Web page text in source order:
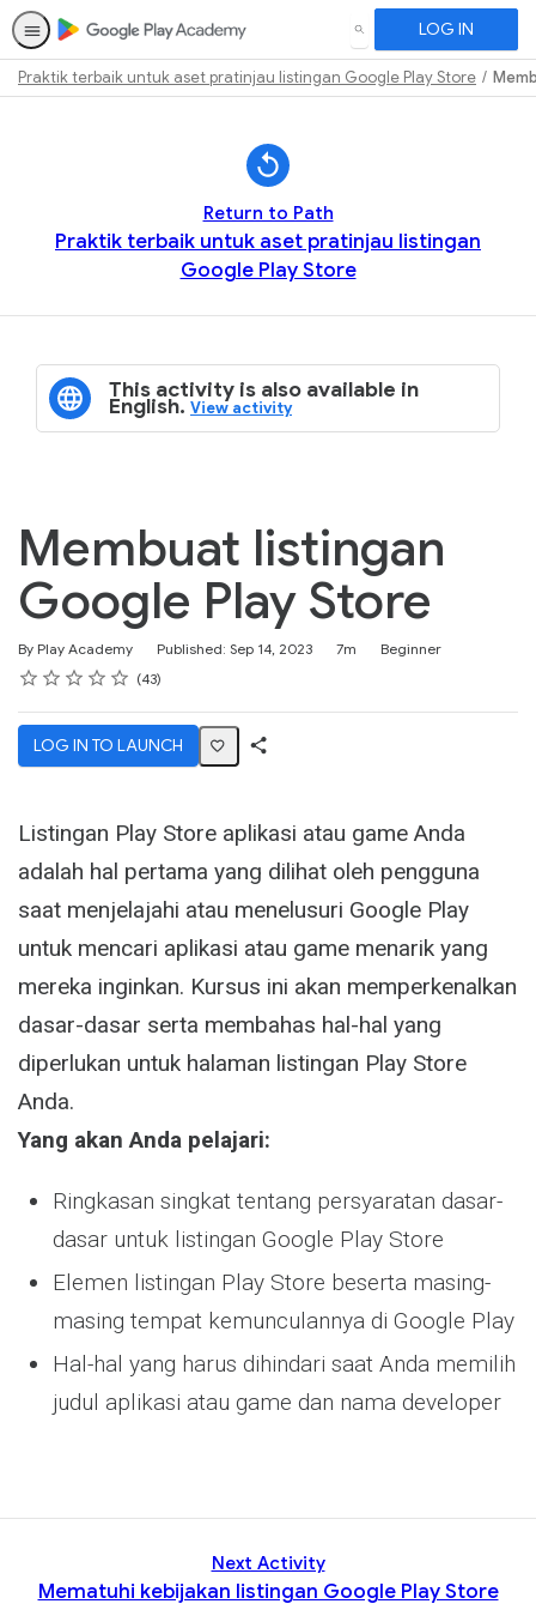
SEARCH LOG IN
Praktik terbaik untuk aset pratinjau listingan Google Play Store
Return to Path
Praktik terbaik untuk aset pratinjau listingan
Google Play Store
This activity is also available in
English.View activity
Membuat listingan
Google Play Store
By Play Academy Published: Sep 14, 2023
Duration 7m
Difficulty
Beginner
Rating
1 star
2 stars
3 stars
4 stars
5 stars
Average rating: 4.8 43
43 reviews
LOG IN TO LAUNCH
Listingan Play Store aplikasi atau game Anda
adalah hal pertama yang dilihat oleh pengguna
saat menjelajahi atau menelusuri Google Play
untuk mencari aplikasi atau game menarik yang
mereka inginkan. Kursus ini akan memperkenalkan
dasar-dasar serta membahas hal-hal yang
diperlukan untuk halaman listingan Play Store
Anda.
Yang akan Anda pelajari:
Ringkasan singkat tentang persyaratan dasar-
dasar untuk listingan Google Play Store
Elemen listingan Play Store beserta masing-
masing tempat kemunculannya di Google Play
Hal-hal yang harus dihindari saat Anda memilih
judul aplikasi atau game dan nama developer
Next Activity
Mematuhi kebijakan listingan Google Play Store